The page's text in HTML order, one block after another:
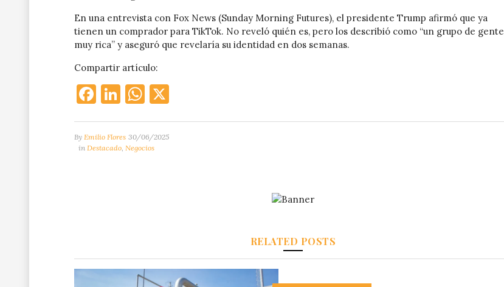
En una entrevista con Fox News (Sunday Morning Futures), el presidente Trump afirmó que ya
tienen un comprador para TikTok. No reveló quién es, pero los describió como “un grupo de gente
muy rica” y aseguró que revelaría su identidad en dos semanas.
Compartir artículo:
Facebook
LinkedIn
WhatsApp
By Emilio Flores 30/06/2025
in Destacado, Negocios
RELATED POSTS